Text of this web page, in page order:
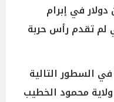
يوازي 9 ملايين دولار في إبرام
لم تقدم رأس حربة
السطور التالية
محمود الخطيب